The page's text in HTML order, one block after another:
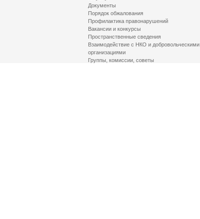
Документы
Порядок обжалования
Профилактика правонарушений
Вакансии и конкурсы
Пространственные сведения
Взаимодействие с НКО и добровольческими
организациями
Группы, комиссии, советы